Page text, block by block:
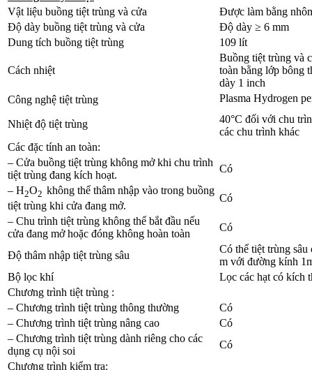
Vật liệu buồng tiệt trùng và cửa
Được làm bằng
Độ dày buồng tiệt trùng và cửa
Độ dày ≥ 6 mm
Dung tích buồng tiệt trùng
109 lít
Cách nhiệt
Buồng tiệt trùng và
toàn bằng lớp bông
dày 1 inch
Công nghệ tiệt trùng
Plasma Hydrogen
Nhiệt độ tiệt trùng
40°C đối với chu
các chu trình khác
Các đặc tính an toàn:
– Cửa buồng tiệt trùng không mở khi chu trình
tiệt trùng đang kích hoạt.
Có
– H2O2 không thể thâm nhập vào trong buồng
tiệt trùng khi cửa đang mở.
Có
– Chu trình tiệt trùng không thể bắt đầu nếu
cửa đang mở hoặc đóng không hoàn toàn
Có
Độ thâm nhập tiệt trùng sâu
Có thể tiệt trùng sâu
m với đường kính
Bộ lọc khí
Lọc các hạt có kích
Chương trình tiệt trùng :
– Chương trình tiệt trùng thông thường
Có
– Chương trình tiệt trùng nâng cao
Có
– Chương trình tiệt trùng dành riêng cho các
dụng cụ nội soi
Có
Chương trình kiểm tra: